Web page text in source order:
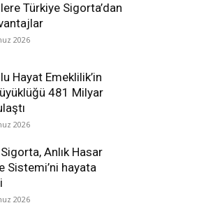
Türkiye Sigorta’dan
2026
Hayat Emeklilik’in
481 Milyar
2026
Anlık Hasar
Sistemi’ni hayata
2026